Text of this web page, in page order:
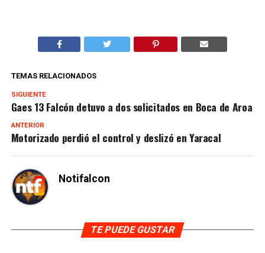
TEMAS RELACIONADOS
SIGUIENTE
Gaes 13 Falcón detuvo a dos solicitados en Boca de Aroa
ANTERIOR
Motorizado perdió el control y deslizó en Yaracal
Notifalcon
TE PUEDE GUSTAR